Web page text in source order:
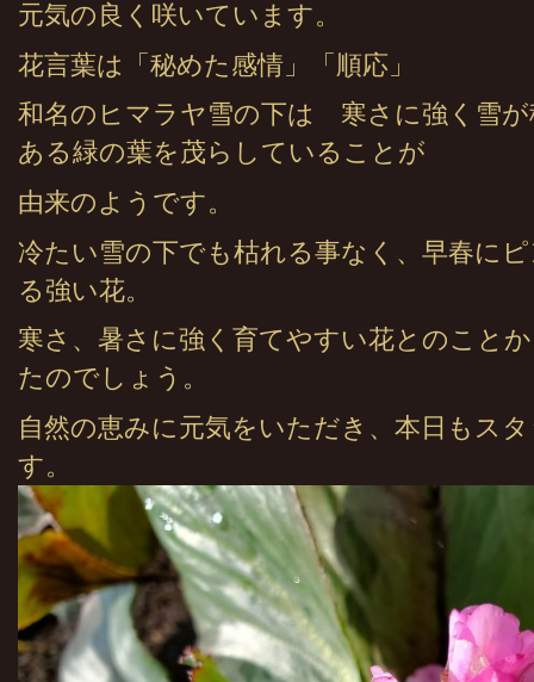
元気の良く咲いています。
花言葉は「秘めた感情」「順応」
和名のヒマラヤ雪の下は 寒さに強く雪
ある緑の葉を茂らしていることが
由来のようです。
冷たい雪の下でも枯れる事なく、早春に
る強い花。
寒さ、暑さに強く育てやすい花とのこと
たのでしょう。
自然の恵みに元気をいただき、本日もス
す。